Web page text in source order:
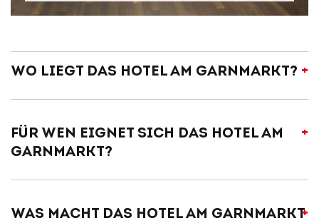
Wo liegt das Hotel am Garnmarkt?
Für wen eignet sich das Hotel am
Garnmarkt?
Was macht das Hotel am Garnmarkt